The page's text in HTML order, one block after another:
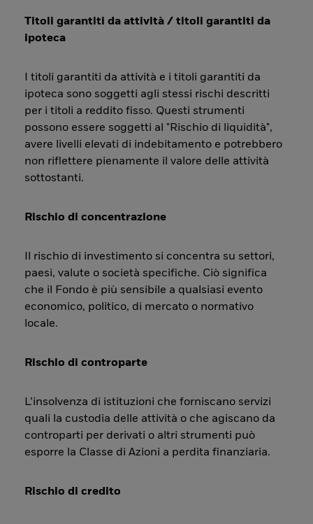
Titoli garantiti da attività / titoli garantiti da
ipoteca
I titoli garantiti da attività e i titoli garantiti da
ipoteca sono soggetti agli stessi rischi descritti
per i titoli a reddito fisso. Questi strumenti
possono essere soggetti al "Rischio di liquidità",
avere livelli elevati di indebitamento e potrebbero
non riflettere pienamente il valore delle attività
sottostanti.
Rischio di concentrazione
Il rischio di investimento si concentra su settori,
paesi, valute o società specifiche. Ciò significa
che il Fondo è più sensibile a qualsiasi evento
economico, politico, di mercato o normativo
locale.
Rischio di controparte
L’insolvenza di istituzioni che forniscano servizi
quali la custodia delle attività o che agiscano da
controparti per derivati o altri strumenti può
esporre la Classe di Azioni a perdita finanziaria.
Rischio di credito